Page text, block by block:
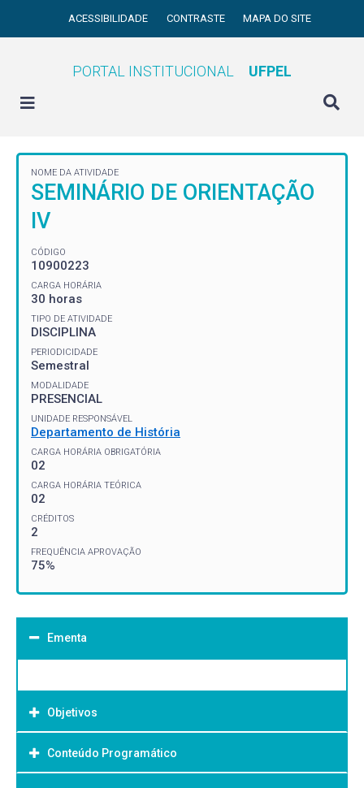
ACESSIBILIDADE CONTRASTE MAPA DO SITE
PORTAL INSTITUCIONAL UFPEL
NOME DA ATIVIDADE
SEMINÁRIO DE ORIENTAÇÃO
IV
CÓDIGO
10900223
CARGA HORÁRIA
30 horas
TIPO DE ATIVIDADE
DISCIPLINA
PERIODICIDADE
Semestral
MODALIDADE
PRESENCIAL
UNIDADE RESPONSÁVEL
Departamento de História
CARGA HORÁRIA OBRIGATÓRIA
02
CARGA HORÁRIA TEÓRICA
02
CRÉDITOS
2
FREQUÊNCIA APROVAÇÃO
75%
Ementa
Objetivos
Objetivo Geral:
Conteúdo Programático